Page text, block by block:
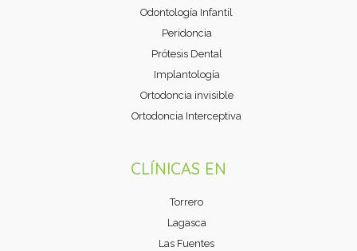
Odontología Infantil
Peridoncia
Prótesis Dental
Implantología
Ortodoncia invisible
Ortodoncia Interceptiva
CLÍNICAS EN
Torrero
Lagasca
Las Fuentes